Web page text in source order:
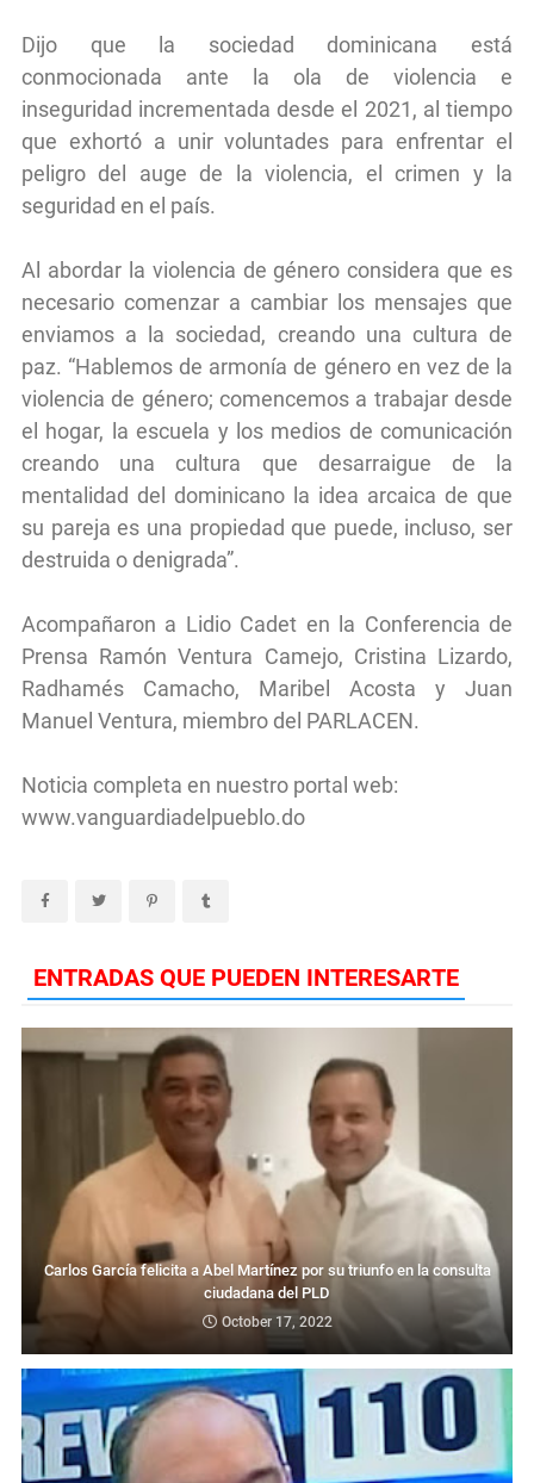
Dijo que la sociedad dominicana está
conmocionada ante la ola de violencia e
inseguridad incrementada desde el 2021, al tiempo
que exhortó a unir voluntades para enfrentar el
peligro del auge de la violencia, el crimen y la
seguridad en el país.
Al abordar la violencia de género considera que es
necesario comenzar a cambiar los mensajes que
enviamos a la sociedad, creando una cultura de
paz. “Hablemos de armonía de género en vez de la
violencia de género; comencemos a trabajar desde
el hogar, la escuela y los medios de comunicación
creando una cultura que desarraigue de la
mentalidad del dominicano la idea arcaica de que
su pareja es una propiedad que puede, incluso, ser
destruida o denigrada”.
Acompañaron a Lidio Cadet en la Conferencia de
Prensa Ramón Ventura Camejo, Cristina Lizardo,
Radhamés Camacho, Maribel Acosta y Juan
Manuel Ventura, miembro del PARLACEN.
Noticia completa en nuestro portal web:
www.vanguardiadelpueblo.do
ENTRADAS QUE PUEDEN INTERESARTE
Carlos García felicita a Abel Martínez por su triunfo en la consulta
ciudadana del PLD
October 17, 2022